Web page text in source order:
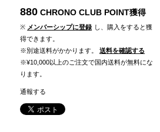
880 CHRONO CLUB POINT獲得
※ メンバーシップに登録 し、購入をすると獲
得できます。
※別途送料がかかります。
送料を確認する
※¥10,000以上のご注文で国内送料が無料にな
ります。
通報する